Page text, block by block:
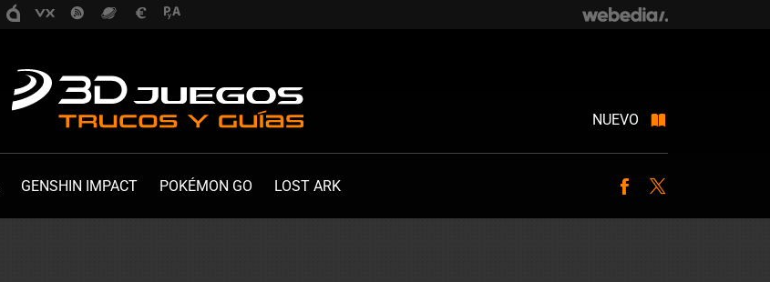
NUEVO
GENSHIN IMPACT POKÉMON GO LOST ARK Facebook